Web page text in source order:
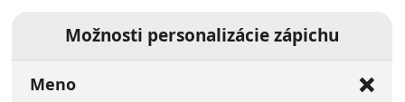
Možnosti personalizácie zápichu
Meno ❌